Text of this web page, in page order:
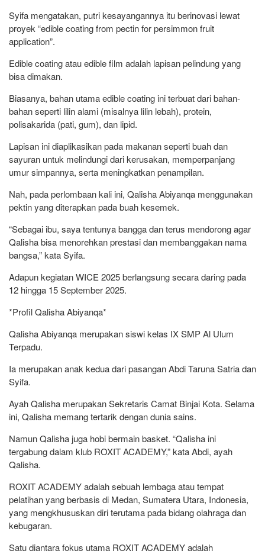
Syifa mengatakan, putri kesayangannya itu berinovasi lewat
proyek “edible coating from pectin for persimmon fruit
application”.
Edible coating atau edible film adalah lapisan pelindung yang
bisa dimakan.
Biasanya, bahan utama edible coating ini terbuat dari bahan-
bahan seperti lilin alami (misalnya lilin lebah), protein,
polisakarida (pati, gum), dan lipid.
Lapisan ini diaplikasikan pada makanan seperti buah dan
sayuran untuk melindungi dari kerusakan, memperpanjang
umur simpannya, serta meningkatkan penampilan.
Nah, pada perlombaan kali ini, Qalisha Abiyanqa menggunakan
pektin yang diterapkan pada buah kesemek.
“Sebagai ibu, saya tentunya bangga dan terus mendorong agar
Qalisha bisa menorehkan prestasi dan membanggakan nama
bangsa,” kata Syifa.
Adapun kegiatan WICE 2025 berlangsung secara daring pada
12 hingga 15 September 2025.
*Profil Qalisha Abiyanqa*
Qalisha Abiyanqa merupakan siswi kelas IX SMP Al Ulum
Terpadu.
Ia merupakan anak kedua dari pasangan Abdi Taruna Satria dan
Syifa.
Ayah Qalisha merupakan Sekretaris Camat Binjai Kota. Selama
ini, Qalisha memang tertarik dengan dunia sains.
Namun Qalisha juga hobi bermain basket. “Qalisha ini
tergabung dalam klub ROXIT ACADEMY,” kata Abdi, ayah
Qalisha.
ROXIT ACADEMY adalah sebuah lembaga atau tempat
pelatihan yang berbasis di Medan, Sumatera Utara, Indonesia,
yang mengkhususkan diri terutama pada bidang olahraga dan
kebugaran.
Satu diantara fokus utama ROXIT ACADEMY adalah